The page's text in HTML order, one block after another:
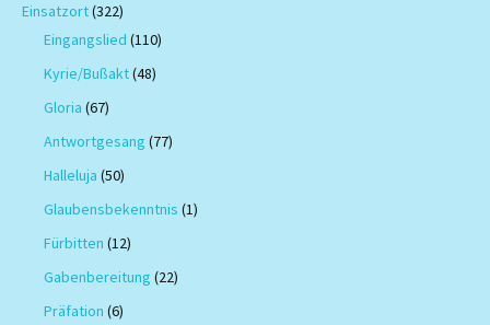
Einsatzort(322)
Eingangslied (110)
Kyrie/Bußakt(48)
Gloria (67)
Antwortgesang (77)
Halleluja (50)
Glaubensbekenntnis (1)
Fürbitten (12)
Gabenbereitung (22)
Präfation (6)